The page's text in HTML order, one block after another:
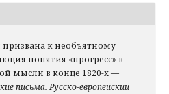
призвана к необъятному
понятия «прогресс» в
мысли в конце 1820-х —
письма. Русско-европейский